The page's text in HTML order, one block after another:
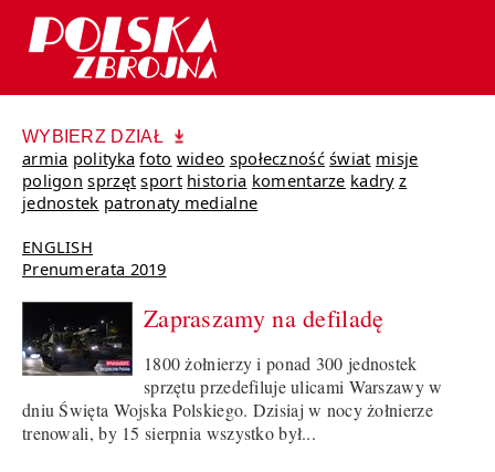
WYBIERZ DZIAŁ
armia polityka foto wideo społeczność świat misje
poligon sprzęt sport historia komentarze kadry z
jednostek patronaty medialne
ENGLISH
Prenumerata 2019
Zapraszamy na defiladę
1800 żołnierzy i ponad 300 jednostek
sprzętu przedefiluje ulicami Warszawy w
dniu Święta Wojska Polskiego. Dzisiaj w nocy żołnierze
trenowali, by 15 sierpnia wszystko był...